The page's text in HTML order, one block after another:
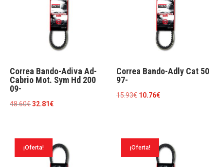
Correa Bando-Adiva Ad-
Cabrio Mot. Sym Hd 200
09-
48.60€El
48.60€.
32.81€El
32.81€.
Correa Bando-Adly Cat 50
97-
15.93€ El
15.93€.
10.76€El
10.76€.
¡Oferta! ¡Oferta!